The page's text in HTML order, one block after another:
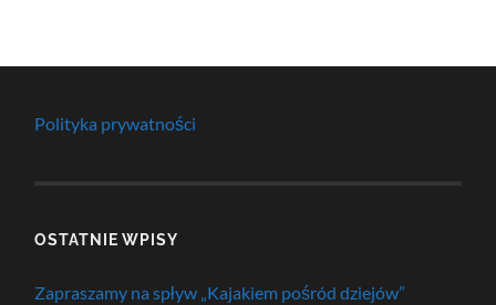
Polityka prywatności
OSTATNIE WPISY
Zapraszamy na spływ „Kajakiem pośród dziejów”